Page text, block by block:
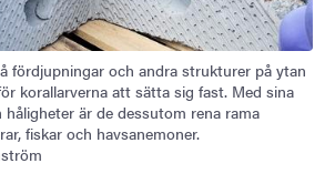
fördjupningar och andra strukturer på ytan
korallarverna att sätta sig fast. Med sina
är de dessutom rena rama
fiskar och havsanemoner.